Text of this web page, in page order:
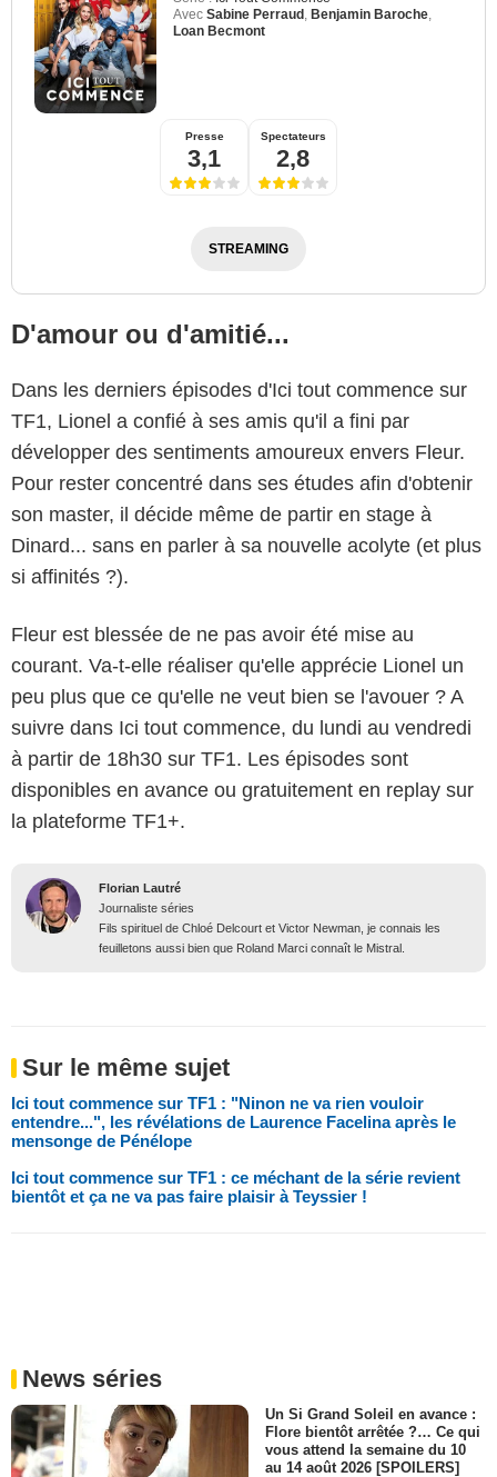
Avec Sabine Perraud Benjamin Baroche
Loan Becmont
Presse
3,1
Spectateurs
2,8
STREAMING
D'amour ou d'amitié...
Dans les derniers épisodes d'Ici tout commence sur
TF1, Lionel a confié à ses amis qu'il a fini par
développer des sentiments amoureux envers Fleur.
Pour rester concentré dans ses études afin d'obtenir
son master, il décide même de partir en stage à
Dinard... sans en parler à sa nouvelle acolyte (et plus
si affinités ?).
Fleur est blessée de ne pas avoir été mise au
courant. Va-t-elle réaliser qu'elle apprécie Lionel un
peu plus que ce qu'elle ne veut bien se l'avouer ? A
suivre dans Ici tout commence, du lundi au vendredi
à partir de 18h30 sur TF1. Les épisodes sont
disponibles en avance ou gratuitement en replay sur
la plateforme TF1+.
Florian Lautré
Journaliste séries
Fils spirituel de Chloé Delcourt et Victor Newman, je connais les
feuilletons aussi bien que Roland Marci connaît le Mistral.
Sur le même sujet
Ici tout commence sur TF1 : "Ninon ne va rien vouloir
entendre...", les révélations de Laurence Facelina après le
mensonge de Pénélope
Ici tout commence sur TF1 : ce méchant de la série revient
bientôt et ça ne va pas faire plaisir à Teyssier !
News séries
Un Si Grand Soleil en avance :
Flore bientôt arrêtée ?… Ce qui
vous attend la semaine du 10
au 14 août 2026 [SPOILERS]